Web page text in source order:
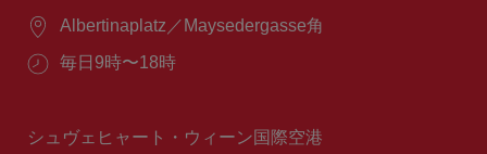
場
Albertinaplatz／Maysedergasse角
営
間：
毎日9時〜18時
シュヴェヒャート・ウィーン国際空港